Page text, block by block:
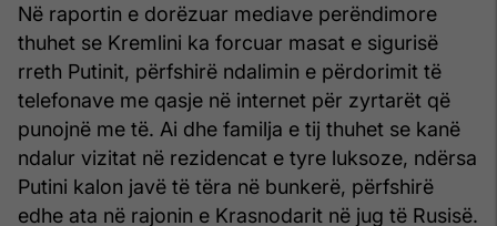
Në raportin e dorëzuar mediave perëndimore
thuhet se Kremlini ka forcuar masat e sigurisë
rreth Putinit, përfshirë ndalimin e përdorimit të
telefonave me qasje në internet për zyrtarët që
punojnë me të. Ai dhe familja e tij thuhet se kanë
ndalur vizitat në rezidencat e tyre luksoze, ndërsa
Putini kalon javë të tëra në bunkerë, përfshirë
edhe ata në rajonin e Krasnodarit në jug të Rusisë.